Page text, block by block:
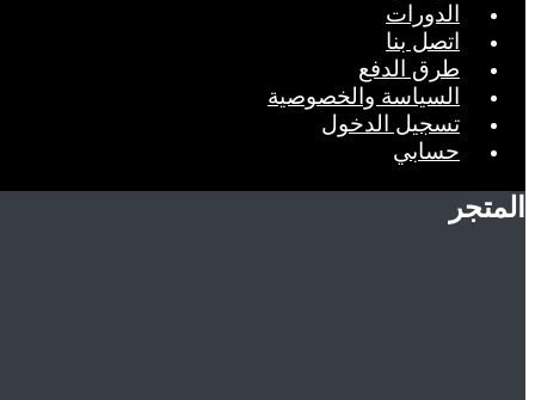
الدورات
اتصل بنا
طرق الدفع
السياسة والخصوصية
تسجيل الدخول
حسابي
المتجر